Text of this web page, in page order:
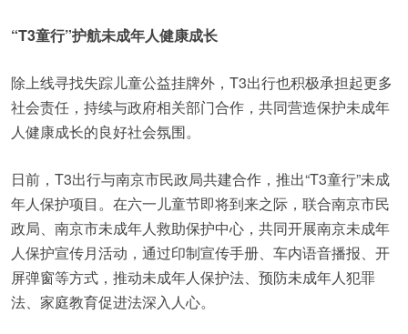
“T3童行”护航未成年人健康成长
除上线寻找失踪儿童公益挂牌外，T3出行也积极承担起更多
社会责任，持续与政府相关部门合作，共同营造保护未成年
人健康成长的良好社会氛围。
日前，T3出行与南京市民政局共建合作，推出“T3童行”未成
年人保护项目。在六一儿童节即将到来之际，联合南京市民
政局、南京市未成年人救助保护中心，共同开展南京未成年
人保护宣传月活动，通过印制宣传手册、车内语音播报、开
屏弹窗等方式，推动未成年人保护法、预防未成年人犯罪
法、家庭教育促进法深入人心。